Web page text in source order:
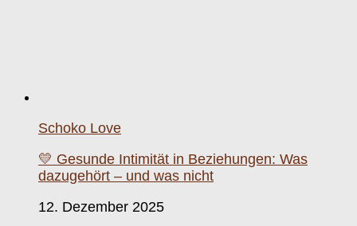
Schoko Love
💛 Gesunde Intimität in Beziehungen: Was
dazugehört – und was nicht
12. Dezember 2025